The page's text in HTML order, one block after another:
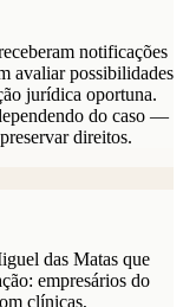
notificações
avaliar possibilidades
jurídica oportuna.
do caso —
direitos.
das Matas que
empresários do
clínicas,